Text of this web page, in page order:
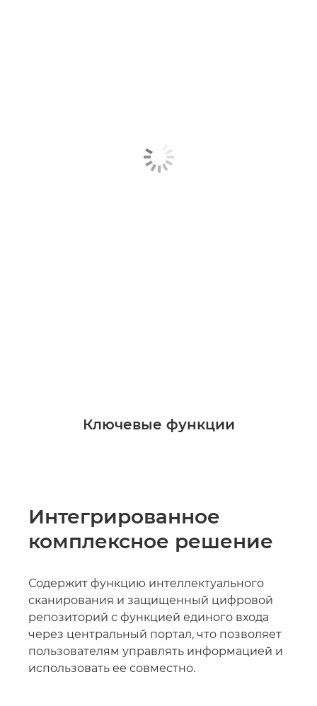
Ключевые функции
Интегрированное
комплексное решение
Содержит функцию интеллектуального
сканирования и защищенный цифровой
репозиторий с функцией единого входа
через центральный портал, что позволяет
пользователям управлять информацией и
использовать ее совместно.